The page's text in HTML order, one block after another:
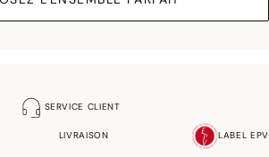
SERVICE CLIENT
LIVRAISON LABEL EPV